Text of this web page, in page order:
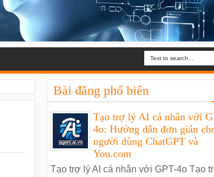
Bài đăng phổ biến
Tạo trợ lý AI cá nhân với
4o: Hướng dẫn đơn giản
người dùng ChatGPT và
You.com
Tạo trợ lý AI cá nhân với GPT-4o Tạo